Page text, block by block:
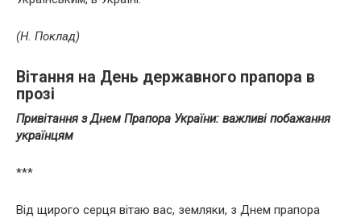
(Н. Поклад)
Вітання на День державного прапора в
прозі
Привітання з Днем Прапора України: важливі побажання
українцям
***
Від щирого серця вітаю вас, земляки, з Днем прапора